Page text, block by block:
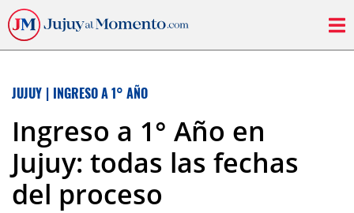
JUJUY | INGRESO A 1° AÑO
Ingreso a 1° Año en
Jujuy: todas las fechas
del proceso